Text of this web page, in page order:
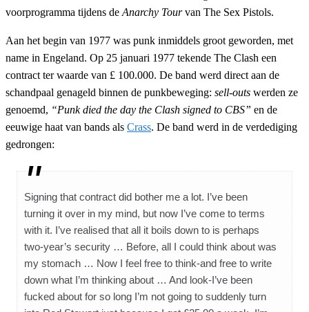
voorprogramma tijdens de Anarchy Tourvan The Sex Pistols.
Aan het begin van 1977 was punk inmiddels groot geworden, met
name in Engeland. Op 25 januari 1977 tekende The Clash een
contract ter waarde van £ 100.000. De band werd direct aan de
schandpaal genageld binnen de punkbeweging: sell-outs werden ze
genoemd, “Punk died the day the Clash signed to CBS” en de
eeuwige haat van bands als Crass. De band werd in de verdediging
gedrongen:
Signing that contract did bother me a lot. I’ve been
turning it over in my mind, but now I’ve come to terms
with it. I’ve realised that all it boils down to is perhaps
two-year’s security … Before, all I could think about was
my stomach … Now I feel free to think-and free to write
down what I’m thinking about … And look-I’ve been
fucked about for so long I’m not going to suddenly turn